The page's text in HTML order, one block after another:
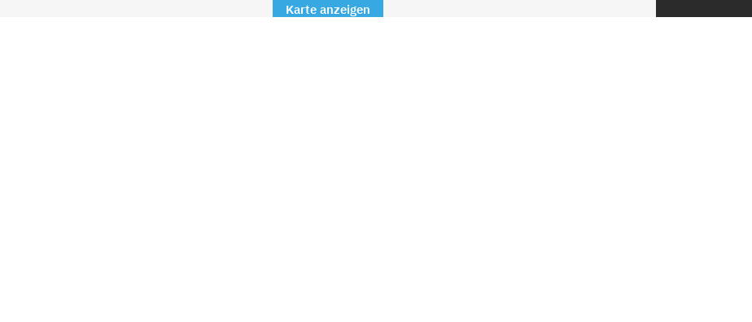
Karte anzeigen